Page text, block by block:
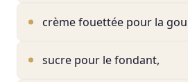
crème fouettée pour la
sucre pour le fondant,